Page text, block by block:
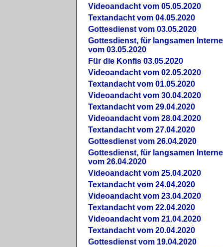
Videoandacht vom 05.05.2020
Textandacht vom 04.05.2020
Gottesdienst vom 03.05.2020
Gottesdienst, für langsamen
vom 03.05.2020
Für die Konfis 03.05.2020
Videoandacht vom 02.05.2020
Textandacht vom 01.05.2020
Videoandacht vom 30.04.2020
Textandacht vom 29.04.2020
Videoandacht vom 28.04.2020
Textandacht vom 27.04.2020
Gottesdienst vom 26.04.2020
Gottesdienst, für langsamen
vom 26.04.2020
Videoandacht vom 25.04.2020
Textandacht vom 24.04.2020
Videoandacht vom 23.04.2020
Textandacht vom 22.04.2020
Videoandacht vom 21.04.2020
Textandacht vom 20.04.2020
Gottesdienst vom 19.04.2020